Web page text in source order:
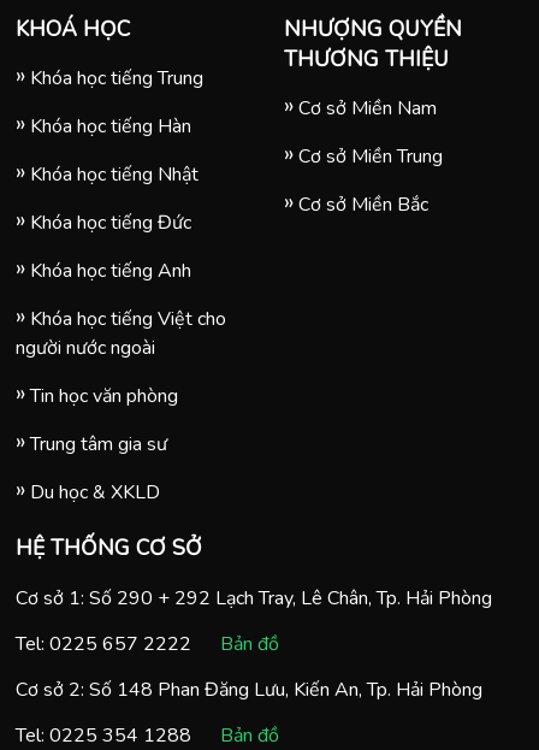
KHOÁ HỌC
Khóa học tiếng Trung
Khóa học tiếng Hàn
Khóa học tiếng Nhật
Khóa học tiếng Đức
Khóa học tiếng Anh
Khóa học tiếng Việt cho
người nước ngoài
Tin học văn phòng
Trung tâm gia sư
Du học & XKLD
NHƯỢNG QUYỀN
THƯƠNG THIỆU
Cơ sở Miền Nam
Cơ sở Miền Trung
Cơ sở Miền Bắc
HỆ THỐNG CƠ SỞ
Cơ sở 1: Số 290 + 292 Lạch Tray, Lê Chân, Tp. Hải Phòng
Tel: 0225 657 2222
Bản đồ
Cơ sở 2: Số 148 Phan Đăng Lưu, Kiến An, Tp. Hải Phòng
Tel: 0225 354 1288 Bản đồ